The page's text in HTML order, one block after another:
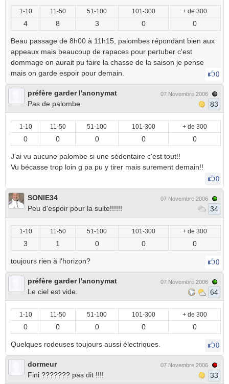
1-10 11-50 51-100 101-300 + de 300
4 8 3 0 0
Beau passage de 8h00 à 11h15, palombes répondant bien aux
appeaux mais beaucoup de rapaces pour pertuber c'est
dommage on aurait pu faire la chasse de la saison je pense
mais on garde espoir pour demain.
0
préfère garder l'anonymat
Pas de palombe
07 Novembre 2006
83
1-10 11-50 51-100 101-300 + de 300
0 0 0 0 0
J'ai vu aucune palombe si une sédentaire c'est tout!!
Vu bécasse trop loin g pa pu y tirer mais surement demain!!
0
SONIE34
Peu d'espoir pour la suite!!!!!!
07 Novembre 2006
34
1-10 11-50 51-100 101-300 + de 300
3 1 0 0 0
toujours rien à l'horizon? 0
préfère garder l'anonymat
Le ciel est vide.
07 Novembre 2006
64
1-10 11-50 51-100 101-300 + de 300
0 0 0 0 0
Quelques rodeuses toujours aussi électriques. 0
dormeur
Fini ??????? pas dit !!!!
07 Novembre 2006
33